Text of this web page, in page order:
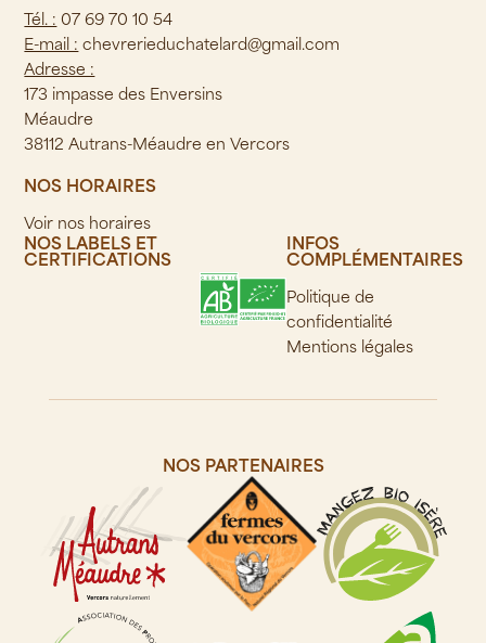
Tél. : 07 69 70 10 54
E-mail : chevrerieduchatelard@gmail.com
Adresse :
173 impasse des Enversins
Méaudre
38112 Autrans-Méaudre en Vercors
NOS HORAIRES
Voir nos horaires
NOS LABELS ET
CERTIFICATIONS
INFOS
COMPLÉMENTAIRES
Politique de
confidentialité
Mentions légales
NOS PARTENAIRES